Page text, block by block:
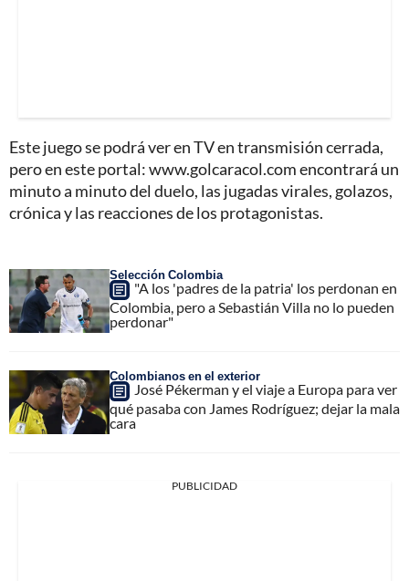
Este juego se podrá ver en TV en transmisión cerrada,
pero en este portal: www.golcaracol.com encontrará un
minuto a minuto del duelo, las jugadas virales, golazos,
crónica y las reacciones de los protagonistas.
Selección Colombia
"A los 'padres de la patria' los perdonan en
Colombia, pero a Sebastián Villa no lo pueden
perdonar"
Colombianos en el exterior
José Pékerman y el viaje a Europa para ver
qué pasaba con James Rodríguez; dejar la mala
cara
PUBLICIDAD